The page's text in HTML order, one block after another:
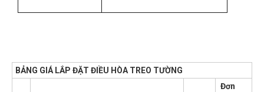
BẢNG GIÁ LẮP ĐẶT ĐIỀU HÒA TREO TƯỜNG
Đơn